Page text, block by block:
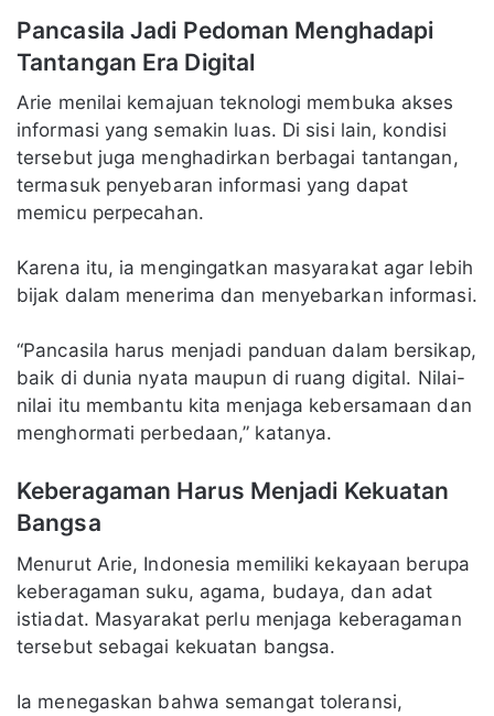
Pancasila Jadi Pedoman Menghadapi
Tantangan Era Digital
Arie menilai kemajuan teknologi membuka akses
informasi yang semakin luas. Di sisi lain, kondisi
tersebut juga menghadirkan berbagai tantangan,
termasuk penyebaran informasi yang dapat
memicu perpecahan.
Karena itu, ia mengingatkan masyarakat agar lebih
bijak dalam menerima dan menyebarkan informasi.
“Pancasila harus menjadi panduan dalam bersikap,
baik di dunia nyata maupun di ruang digital. Nilai-
nilai itu membantu kita menjaga kebersamaan dan
menghormati perbedaan,” katanya.
Keberagaman Harus Menjadi Kekuatan
Bangsa
Menurut Arie, Indonesia memiliki kekayaan berupa
keberagaman suku, agama, budaya, dan adat
istiadat. Masyarakat perlu menjaga keberagaman
tersebut sebagai kekuatan bangsa.
Ia menegaskan bahwa semangat toleransi,